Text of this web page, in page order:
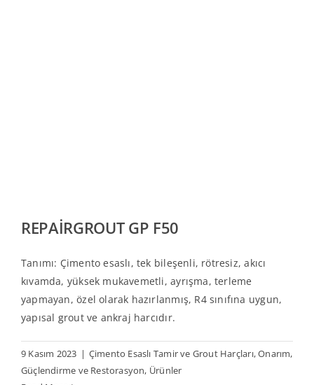
REPAİRGROUT GP F50
Tanımı: Çimento esaslı, tek bileşenli, rötresiz, akıcı
kıvamda, yüksek mukavemetli, ayrışma, terleme
yapmayan, özel olarak hazırlanmış, R4 sınıfına uygun,
yapısal grout ve ankraj harcıdır.
9 Kasım 2023 | Çimento Esaslı Tamir ve Grout Harçları,Onarım,
Güçlendirme ve Restorasyon, Ürünler